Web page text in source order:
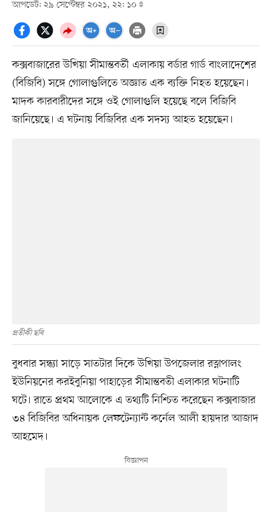
আপডেট: ২৯ সেপ্টেম্বর ২০২১, ২২: ১০
কক্সবাজারের উখিয়া সীমান্তবর্তী এলাকায় বর্ডার গার্ড বাংলাদেশের
(বিজিবি) সঙ্গে গোলাগুলিতে অজ্ঞাত এক ব্যক্তি নিহত হয়েছেন।
মাদক কারবারীদের সঙ্গে ওই গোলাগুলি হয়েছে বলে বিজিবি
জানিয়েছে। এ ঘটনায় বিজিবির এক সদস্য আহত হয়েছেন।
প্রতীকী ছবি
বুধবার সন্ধ্যা সাড়ে সাতটার দিকে উখিয়া উপজেলার রত্নাপালং
ইউনিয়নের করইবুনিয়া পাহাড়ের সীমান্তবতী এলাকার ঘটনাটি
ঘটে। রাতে প্রথম আলোকে এ তথ্যটি নিশ্চিত করেছেন কক্সবাজার
৩৪ বিজিবির অধিনায়ক লেফটেন্যান্ট কর্নেল আলী হায়দার আজাদ
আহমেদ।